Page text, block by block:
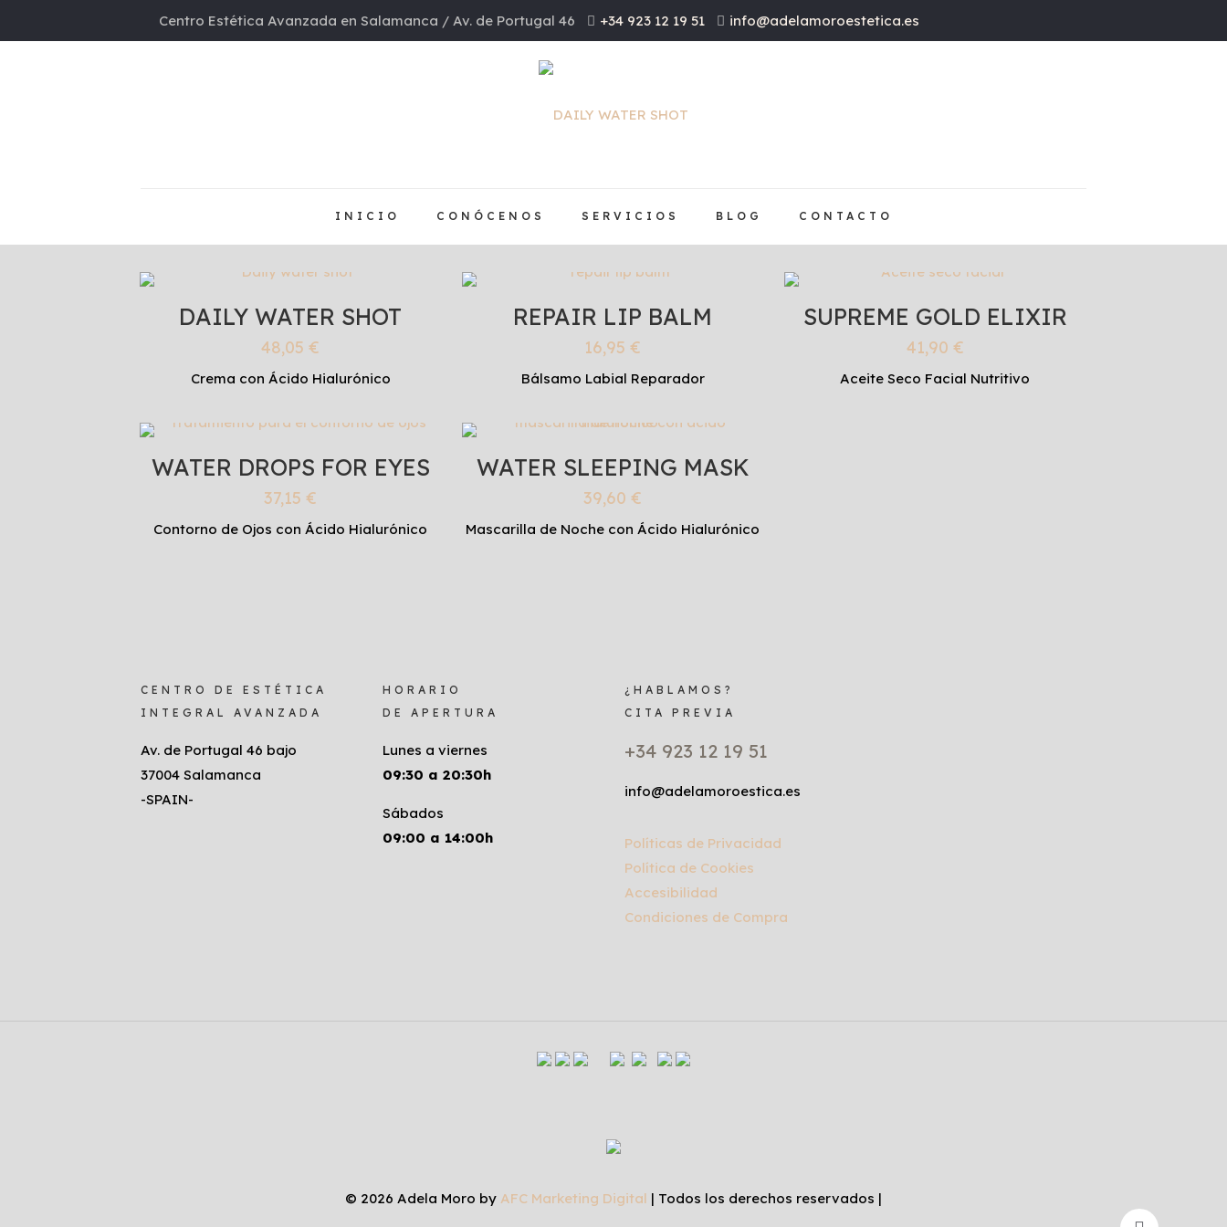
Centro Estética Avanzada en Salamanca / Av. de Portugal 46 +34 923 12 19 51 info@adelamoroestetica.es
INICIO CONÓCENOS SERVICIOS BLOG CONTACTO
DAILY WATER SHOT
48,05€
Crema con Ácido Hialurónico
REPAIR LIP BALM
16,95€
Bálsamo Labial Reparador
SUPREME GOLD ELIXIR
41,90 €
Aceite Seco Facial Nutritivo
WATER DROPS FOR EYES
37,15€
Contorno de Ojos con Ácido Hialurónico
WATER SLEEPING MASK
39,60€
Mascarilla de Noche con Ácido Hialurónico
CENTRO DE ESTÉTICA
INTEGRAL AVANZADA
Av. de Portugal 46 bajo
37004 Salamanca
-SPAIN-
HORARIO
DE APERTURA
Lunes a viernes
09:30 a 20:30h
Sábados
09:00 a 14:00h
¿HABLAMOS?
CITA PREVIA
+34 923 12 19 51
info@adelamoroestica.es
Políticas de Privacidad
Política de Cookies
Accesibilidad
Condiciones de Compra
© 2026 Adela Moro by AFC Marketing Digital | Todos los derechos reservados |